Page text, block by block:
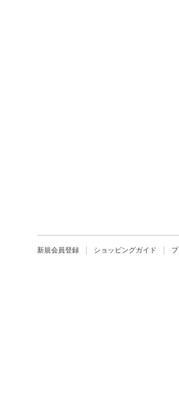
新規会員登録 ショッピングガイド